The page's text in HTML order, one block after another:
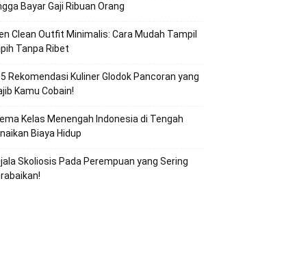
Bayar Gaji Ribuan Orang
Clean Outfit Minimalis: Cara Mudah Tampil
Tanpa Ribet
5 Rekomendasi Kuliner Glodok Pancoran yang
Kamu Cobain!
Kelas Menengah Indonesia di Tengah
Biaya Hidup
Skoliosis Pada Perempuan yang Sering